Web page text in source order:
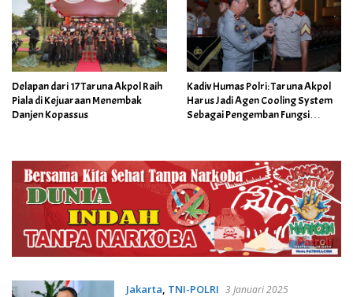
Delapan dari 17 Taruna Akpol Raih
Piala di Kejuaraan Menembak
Danjen Kopassus
Kadiv Humas Polri: Taruna Akpol
Harus Jadi Agen Cooling System
Sebagai Pengemban Fungsi
Jakarta, TNI-POLRI 3 Januari 2025